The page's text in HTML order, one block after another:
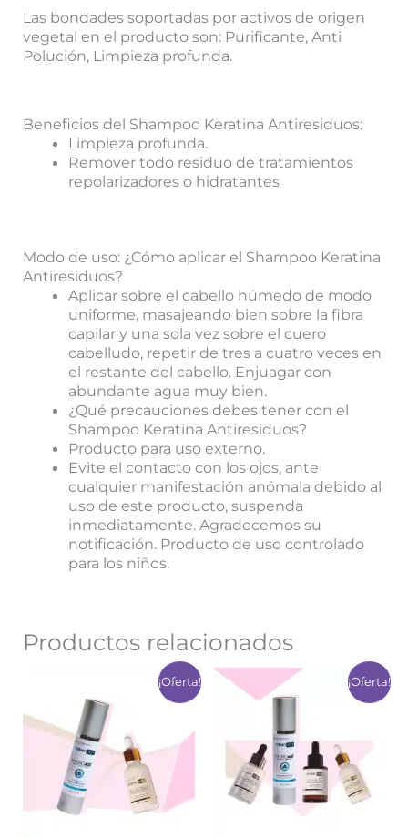
Las bondades soportadas por activos de origen
vegetal en el producto son: Purificante, Anti
Polución, Limpieza profunda.
Beneficios del Shampoo Keratina Antiresiduos:
Limpieza profunda.
Remover todo residuo de tratamientos
repolarizadores o hidratantes
Modo de uso: ¿Cómo aplicar el Shampoo Keratina
Antiresiduos?
Aplicar sobre el cabello húmedo de modo
uniforme, masajeando bien sobre la fibra
capilar y una sola vez sobre el cuero
cabelludo, repetir de tres a cuatro veces en
el restante del cabello. Enjuagar con
abundante agua muy bien.
¿Qué precauciones debes tener con el
Shampoo Keratina Antiresiduos?
Producto para uso externo.
Evite el contacto con los ojos, ante
cualquier manifestación anómala debido al
uso de este producto, suspenda
inmediatamente. Agradecemos su
notificación. Producto de uso controlado
para los niños.
Productos relacionados
¡Oferta!
original
era:
$ 178.000.
El
precio
$ 142.000.
¡Oferta!
El
precio
era:
$ 356.000.
El
precio
$